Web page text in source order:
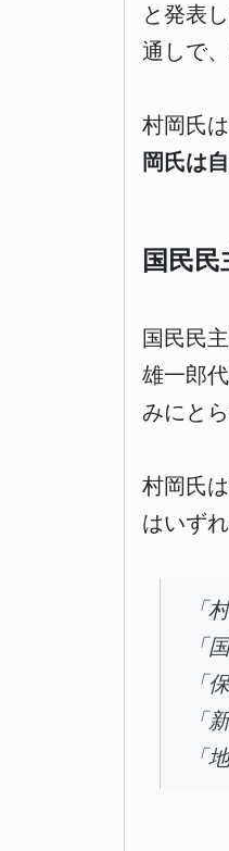
と発表
通しで
村岡氏
岡氏は
国民
国民民
雄一郎
みにと
村岡氏
はいず
「
「
「
「
「